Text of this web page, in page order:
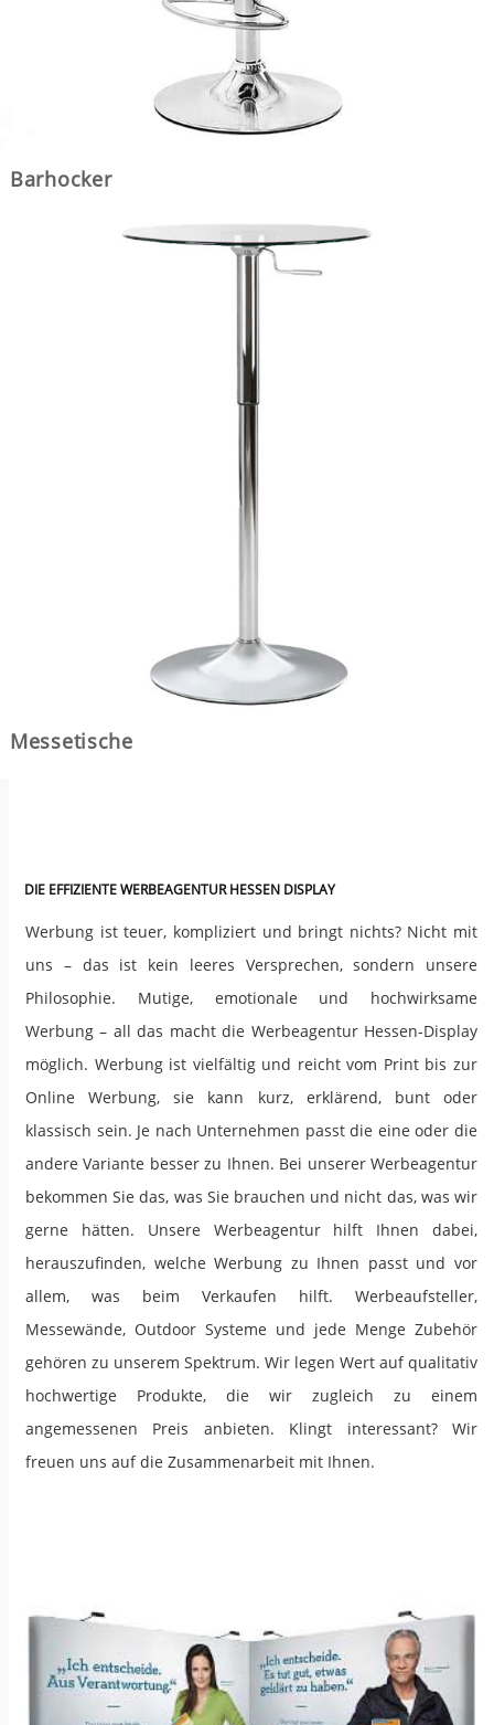
Barhocker
Messetische
DIE EFFIZIENTE WERBEAGENTUR HESSEN DISPLAY
Werbung ist teuer, kompliziert und bringt nichts? Nicht mit
uns – das ist kein leeres Versprechen, sondern unsere
Philosophie. Mutige, emotionale und hochwirksame
Werbung – all das macht die Werbeagentur Hessen-Display
möglich. Werbung ist vielfältig und reicht vom Print bis zur
Online Werbung, sie kann kurz, erklärend, bunt oder
klassisch sein. Je nach Unternehmen passt die eine oder die
andere Variante besser zu Ihnen. Bei unserer Werbeagentur
bekommen Sie das, was Sie brauchen und nicht das, was wir
gerne hätten. Unsere Werbeagentur hilft Ihnen dabei,
herauszufinden, welche Werbung zu Ihnen passt und vor
allem, was beim Verkaufen hilft. Werbeaufsteller,
Messewände, Outdoor Systeme und jede Menge Zubehör
gehören zu unserem Spektrum. Wir legen Wert auf qualitativ
hochwertige Produkte, die wir zugleich zu einem
angemessenen Preis anbieten. Klingt interessant? Wir
freuen uns auf die Zusammenarbeit mit Ihnen.